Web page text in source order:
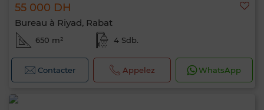
55 000 DH
Bureau à Riyad, Rabat
650 m² 4 Sdb.
Contacter Appelez WhatsApp